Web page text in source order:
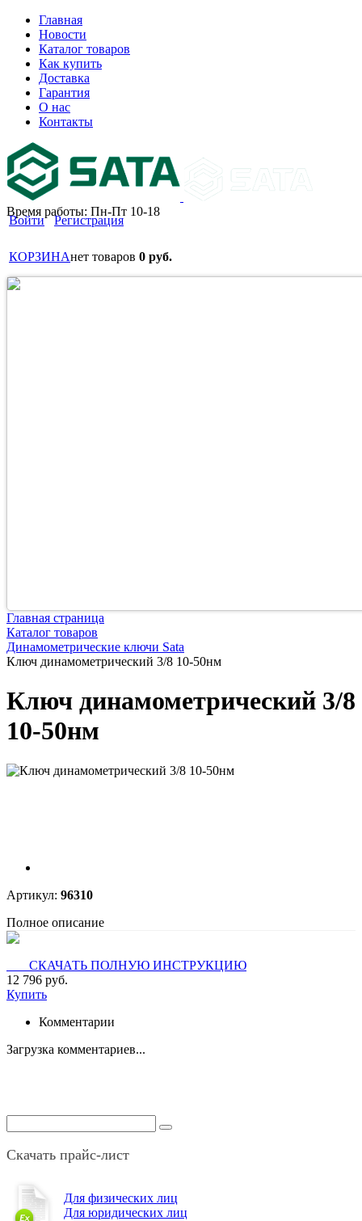
Главная
Новости
Каталог товаров
Как купить
Доставка
Гарантия
О нас
Контакты
Время работы: Пн-Пт 10-18
Войти Регистрация
КОРЗИНАнет товаров 0 руб.
Главная страница
Каталог товаров
Динамометрические ключи Sata
Ключ динамометрический 3/8 10-50нм
Ключ динамометрический 3/8
10-50нм
Артикул: 96310
Полное описание
СКАЧАТЬ ПОЛНУЮ ИНСТРУКЦИЮ
12 796 руб.
Купить
Комментарии
Загрузка комментариев...
Скачать прайс-лист
Для физических лиц
Для юридических лиц